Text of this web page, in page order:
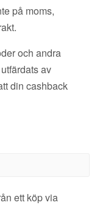
på moms,
och andra
av
din cashback
ett köp via